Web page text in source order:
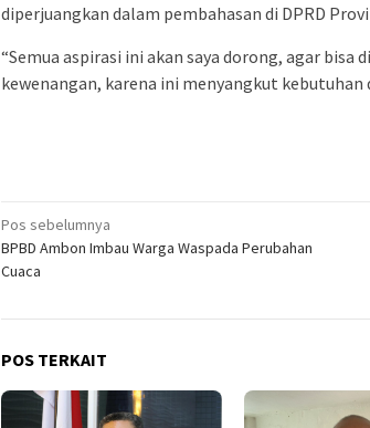
diperjuangkan dalam pembahasan di DPRD
“Semua aspirasi ini akan saya dorong, agar
kewenangan, karena ini menyangkut kebutuhan
Navigasi
pos
Pos sebelumnya
BPBD Ambon Imbau Warga Waspada Perubahan
Cuaca
POS TERKAIT